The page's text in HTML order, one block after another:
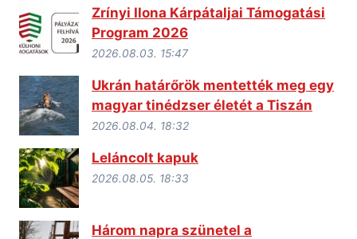
Zrínyi Ilona Kárpátaljai Támogatási
Program 2026
2026.08.03. 15:47
Ukrán határőrök mentették meg egy
magyar tinédzser életét a Tiszán
2026.08.04. 18:32
Leláncolt kapuk
2026.08.05. 18:33
Három napra szünetel a